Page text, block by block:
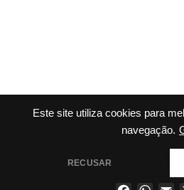
Este site utiliza cookies para
navegação.
RECUSAR